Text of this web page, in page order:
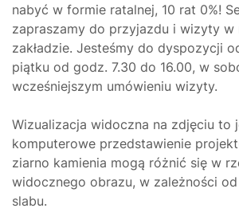
nabyć w formie ratalnej, 10 rat 0%!
zapraszamy do przyjazdu i wizyty w
zakładzie. Jesteśmy do dyspozycji
piątku od godz. 7.30 do 16.00, w
wcześniejszym umówieniu wizyty.
Wizualizacja widoczna na zdjęciu to
komputerowe przedstawienie
ziarno kamienia mogą różnić się w
widocznego obrazu, w zależności
slabu.